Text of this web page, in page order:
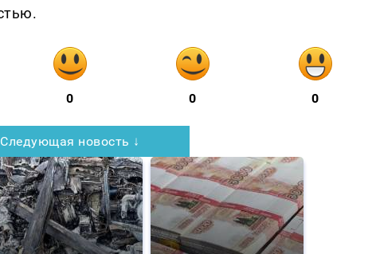
0 0 0
Следующая новость ↓